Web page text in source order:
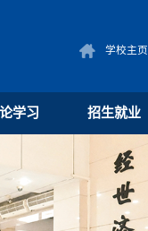
学校主页
学习 招生就业